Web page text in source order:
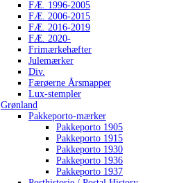
FÆ. 1996-2005
FÆ. 2006-2015
FÆ. 2016-2019
FÆ. 2020-
Frimærkehæfter
Julemærker
Div.
Færøerne Årsmapper
Lux-stempler
Grønland
Pakkeporto-mærker
Pakkeporto 1905
Pakkeporto 1915
Pakkeporto 1930
Pakkeporto 1936
Pakkeporto 1937